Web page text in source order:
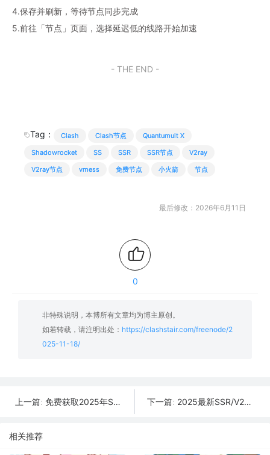
4.保存并刷新，等待节点同步完成
5.前往「节点」页面，选择延迟低的线路开始加速
- THE END -
Tag： Clash Clash节点
Quantumult X
Shadowrocket
SS SSR SSR节点
V2ray
V2ray节点
vmess 免费节点 小火箭 节点
最后修改：2026年6月11日
0
非特殊说明，本博所有文章均为博主原创。
如若转载，请注明出处： https://clashstair.com/freenode/2
025-11-18/
上一篇: 免费获取2025年SSR/V2Ray/Clash节点 | 11月19日可用 下一篇: 2025最新SSR/V2Ray/Clash免费节点 | 11月17日可用订阅
相关推荐